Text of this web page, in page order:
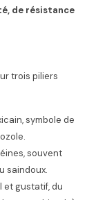
de résistance
trois piliers
symbole de
souvent
saindoux.
et gustatif, du